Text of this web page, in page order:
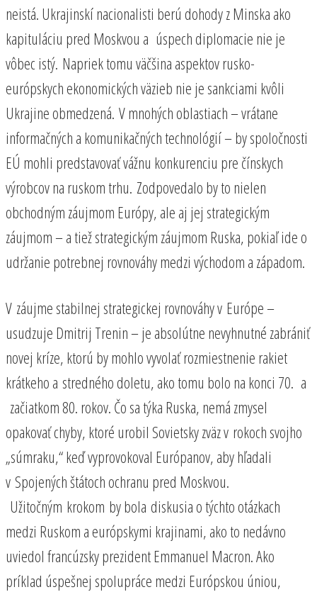
neistá. Ukrajinskí nacionalisti berú dohody z Minska ako
kapituláciu pred Moskvou a úspech diplomacie nie je
vôbec istý. Napriek tomu väčšina aspektov rusko-
európskych ekonomických väzieb nie je sankciami kvôli
Ukrajine obmedzená. V mnohých oblastiach – vrátane
informačných a komunikačných technológií – by spoločnosti
EÚ mohli predstavovať vážnu konkurenciu pre čínskych
výrobcov na ruskom trhu. Zodpovedalo by to nielen
obchodným záujmom Európy, ale aj jej strategickým
záujmom – a tiež strategickým záujmom Ruska, pokiaľ ide o
udržanie potrebnej rovnováhy medzi východom a západom.
V záujme stabilnej strategickej rovnováhy v Európe –
usudzuje Dmitrij Trenin – je absolútne nevyhnutné zabrániť
novej kríze, ktorú by mohlo vyvolať rozmiestnenie rakiet
krátkeho a stredného doletu, ako tomu bolo na konci 70. a
začiatkom 80. rokov. Čo sa týka Ruska, nemá zmysel
opakovať chyby, ktoré urobil Sovietsky zväz v rokoch svojho
„súmraku,“ keď vyprovokoval Európanov, aby hľadali
v Spojených štátoch ochranu pred Moskvou.
Užitočným krokom by bola diskusia o týchto otázkach
medzi Ruskom a európskymi krajinami, ako to nedávno
uviedol francúzsky prezident Emmanuel Macron. Ako
príklad úspešnej spolupráce medzi Európskou úniou,